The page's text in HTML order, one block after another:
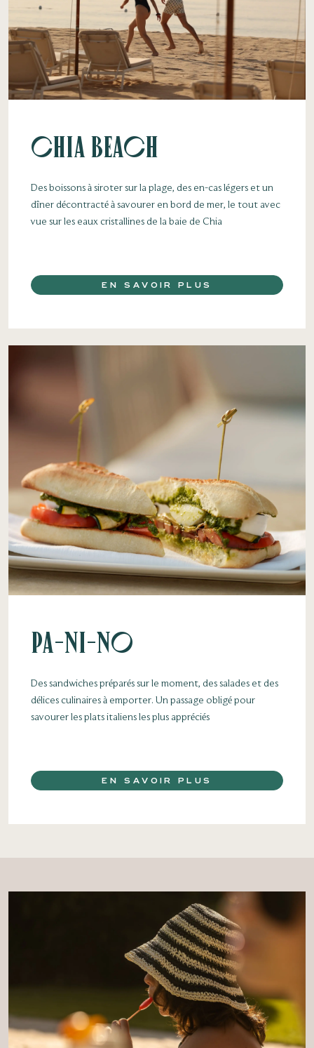
Chia Beach
Des boissons à siroter sur la plage, des en-cas légers et un
dîner décontracté à savourer en bord de mer, le tout avec
vue sur les eaux cristallines de la baie de Chia
EN SAVOIR PLUS
PA-NI-NO
Des sandwiches préparés sur le moment, des salades et des
délices culinaires à emporter. Un passage obligé pour
savourer les plats italiens les plus appréciés
EN SAVOIR PLUS